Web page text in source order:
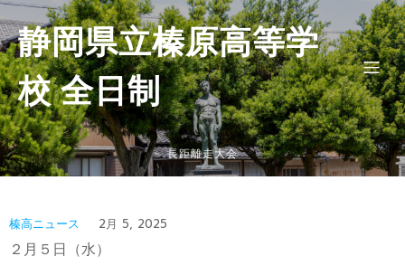
静岡県立榛原高等学
校 全日制
長距離走大会
榛高ニュース 2月 5, 2025
２月５日（水）